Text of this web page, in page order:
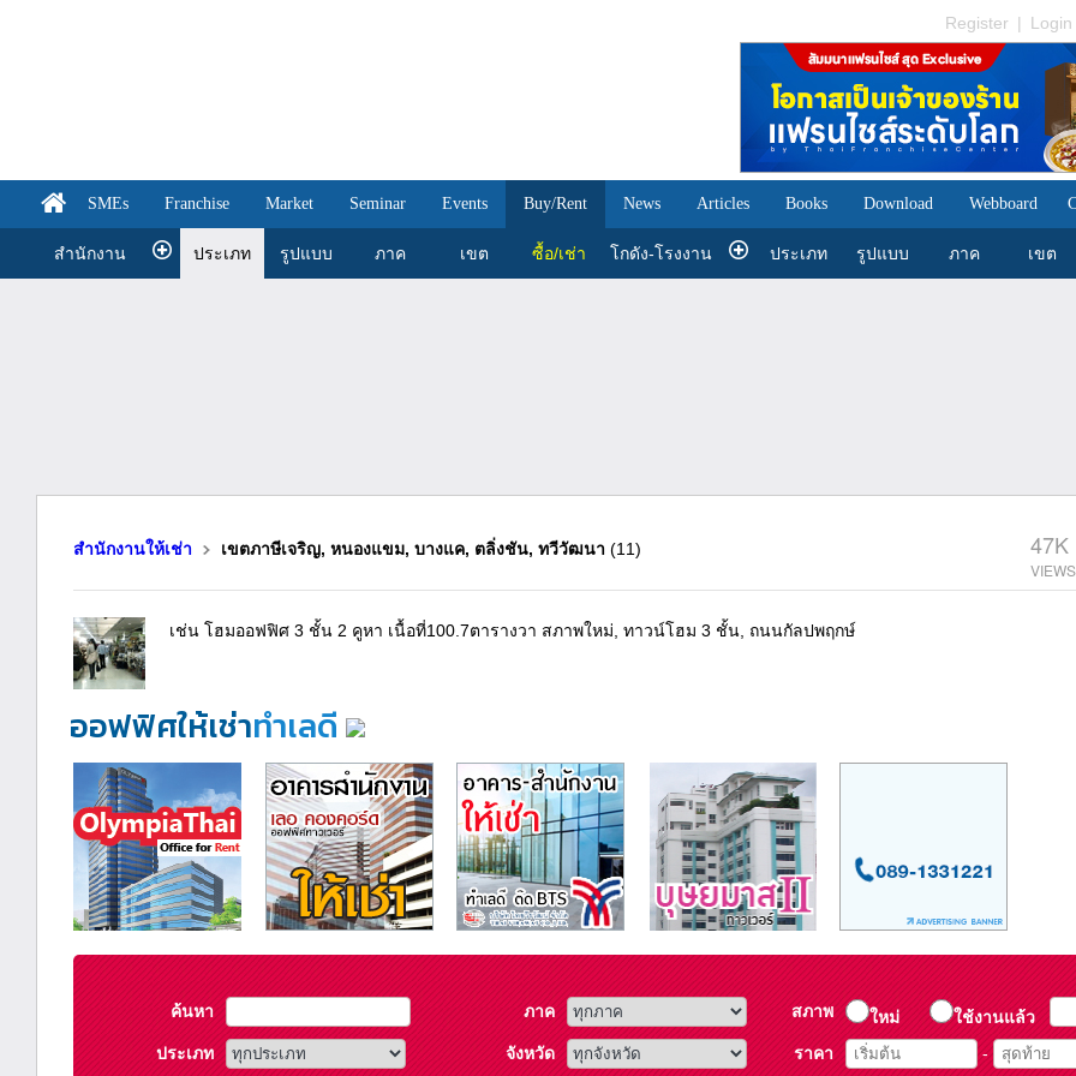
Register | Login
SMEs Franchise Market Seminar Events Buy/Rent News Articles Books Download Webboard
สำนักงาน ประเภท รูปแบบ ภาค เขต ซื้อ/เช่า โกดัง-โรงงาน ประเภท รูปแบบ ภาค เขต
สำนักงานให้เช่า เขตภาษีเจริญ, หนองแขม, บางแค, ตลิ่งชัน, ทวีวัฒนา (11) 47K
เช่น โฮมออฟฟิศ 3 ชั้น 2 คูหา เนื้อที่100.7ตารางวา สภาพใหม่, ทาวน์โฮม 3 ชั้น, ถนนกัลปพฤกษ์
ออฟฟิศให้เช่าทำเลดี
ค้นหา ภาค สภาพ ใหม่
ใช้งานแล้ว
ประเภท
จังหวัด ราคา -